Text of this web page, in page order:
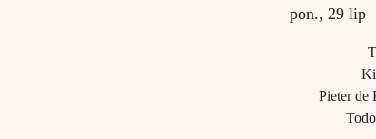
pon., 29 lip
Pieter de